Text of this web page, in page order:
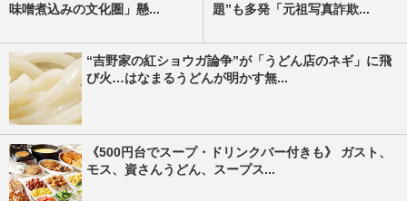
味噌煮込みの文化圏」懸...
題”も多発「元祖写真詐欺...
“吉野家の紅ショウガ論争”が「うどん店のネギ」に飛
び火…はなまるうどんが明かす無...
《500円台でスープ・ドリンクバー付きも》 ガスト、
モス、資さんうどん、スープス...